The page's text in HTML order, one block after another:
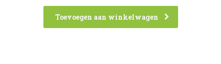
Toevoegen aan winkelwagen